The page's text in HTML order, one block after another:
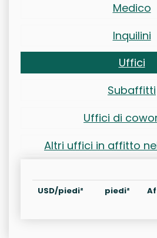
Medico
Inquilini
Uffici
Subaffitti
Uffici di
Altri uffici in affitto
USD/piedi² piedi²